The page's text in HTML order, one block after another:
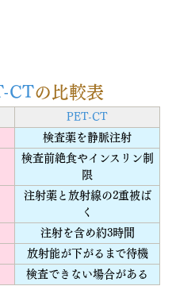
CTの比較表
PET-CT
検査薬を静脈注射
検査前絶食やインスリン制
限
注射薬と放射線の2重被ば
く
注射を含め約3時間
放射能が下がるまで待機
検査できない場合がある